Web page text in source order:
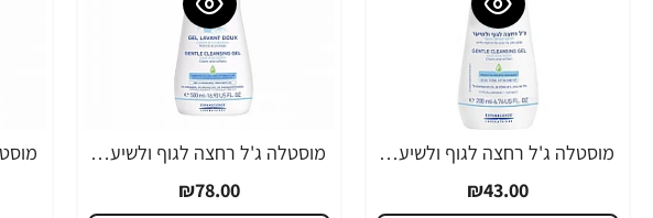
מוסטלה ג'ל רחצה לגוף ולשיער לתינוקות 200 מ"ל - מבית Mustela
₪43.00
מוסטלה ג'ל רחצה לגוף ולשיער לתינוקות 500 מ"ל - מבית Mustela
₪78.00